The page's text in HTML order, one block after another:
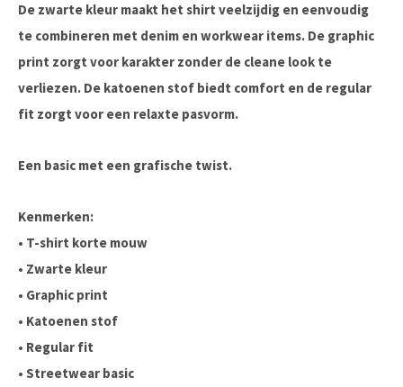
De zwarte kleur maakt het shirt veelzijdig en eenvoudig
te combineren met denim en workwear items. De graphic
print zorgt voor karakter zonder de cleane look te
verliezen. De katoenen stof biedt comfort en de regular
fit zorgt voor een relaxte pasvorm.
Een basic met een grafische twist.
Kenmerken:
• T-shirt korte mouw
• Zwarte kleur
• Graphic print
• Katoenen stof
• Regular fit
• Streetwear basic